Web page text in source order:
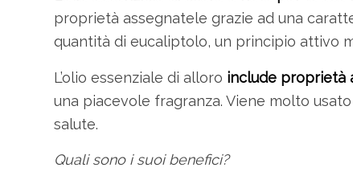
proprietà assegnatele grazie ad una
quantità di eucaliptolo, un principio attivo
L’olio essenziale di alloro include proprietà
una piacevole fragranza. Viene molto
salute.
Quali sono i suoi benefici?